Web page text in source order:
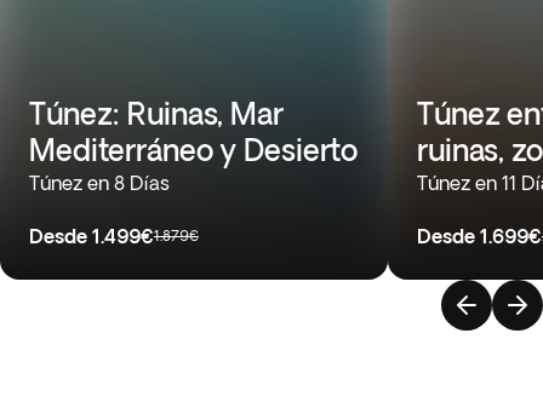
Túnez: Ruinas, Mar
Mediterráneo y Desierto
Túnez en 8 Días
Desde 1.499€1.879€
Túnez
ruinas,
Túnez en 11
Desde 1.699€